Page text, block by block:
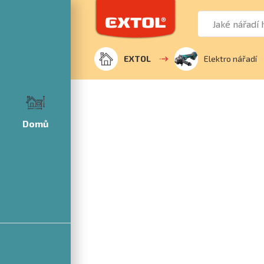
Domů
EXTOL Elektro nářadí